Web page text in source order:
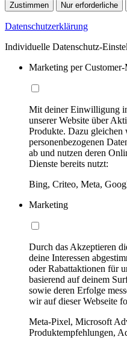
Zustimmen Nur erforderliche
Datenschutzerklärung
Individuelle Datenschutz-
Marketing per Customer-
Mit deiner Einwilligung
unserer Website über
Produkte. Dazu gleichen
personenbezogenen
ab und nutzen deren
Dienste bereits nutzt:
Bing, Criteo, Meta,
Marketing
Durch das Akzeptieren
deine Interessen
oder Rabattaktionen für
basierend auf deinem
sowie deren Erfolge
wir auf dieser Webseite
Meta-Pixel, Microsoft
Produktempfehlungen,